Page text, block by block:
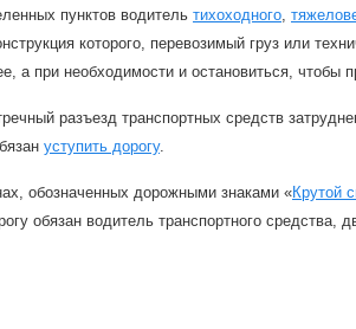
пунктов водитель тихоходного,
которого, перевозимый груз или
а при необходимости и остановиться, чтобы
разъезд транспортных средств
уступить дорогу.
обозначенных дорожными знаками «Крутой
обязан водитель транспортного средства,